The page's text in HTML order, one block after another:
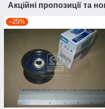
Акційні пропозиції та
–25%